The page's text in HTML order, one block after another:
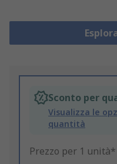
Sconto per
Visualizza le
quantità
Prezzo per 1 unità*